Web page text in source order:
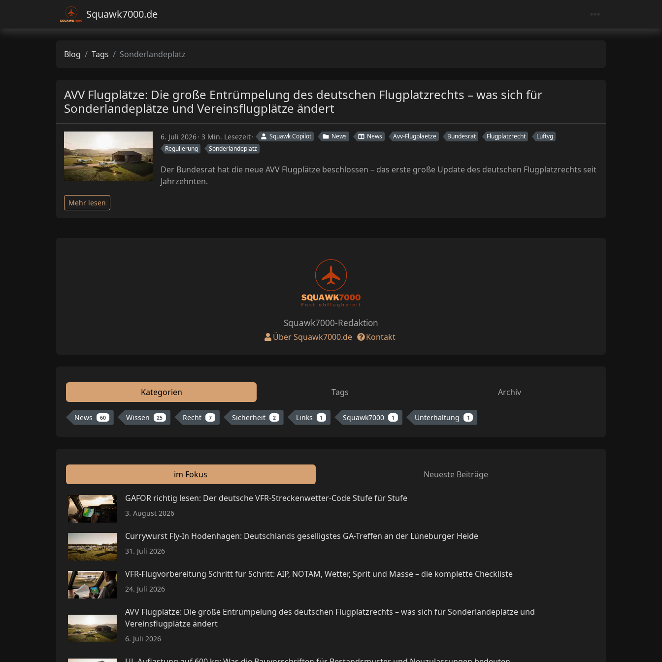
Squawk7000.de
Blog Tags Sonderlandeplatz
AVV Flugplätze: Die große Entrümpelung des deutschen Flugplatzrechts – was sich für
Sonderlandeplätze und Vereinsflugplätze ändert
6. Juli 2026 3 Min. Lesezeit Squawk Copilot News News Avv-Flugplaetze Bundesrat Flugplatzrecht
Luftvg
Regulierung
Sonderlandeplatz
Der Bundesrat hat die neue AVV Flugplätze beschlossen – das erste große Update des deutschen Flugplatzrechts seit
Jahrzehnten.
Mehr lesen
Squawk7000-Redaktion
Über Squawk7000.de Kontakt
Kategorien Tags Archiv
News 60 Wissen 25 Recht 7 Sicherheit 2 Links 1 Squawk7000 1 Unterhaltung 1
im Fokus Neueste Beiträge
GAFOR richtig lesen: Der deutsche VFR-Streckenwetter-Code Stufe für Stufe
3. August 2026
Currywurst Fly-In Hodenhagen: Deutschlands geselligstes GA-Treffen an der Lüneburger Heide
31. Juli 2026
VFR-Flugvorbereitung Schritt für Schritt: AIP, NOTAM, Wetter, Sprit und Masse – die komplette Checkliste
24. Juli 2026
AVV Flugplätze: Die große Entrümpelung des deutschen Flugplatzrechts – was sich für Sonderlandeplätze und
Vereinsflugplätze ändert
6. Juli 2026